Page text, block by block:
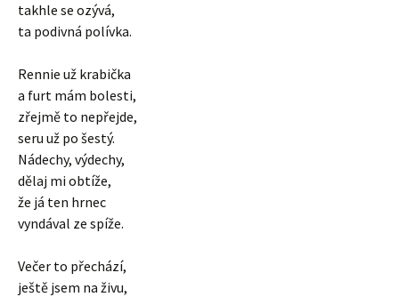
takhle se ozývá,
ta podivná polívka.
Rennie už krabička
a furt mám bolesti,
zřejmě to nepřejde,
seru už po šestý.
Nádechy, výdechy,
dělaj mi obtíže,
že já ten hrnec
vyndával ze spíže.
Večer to přechází,
ještě jsem na živu,